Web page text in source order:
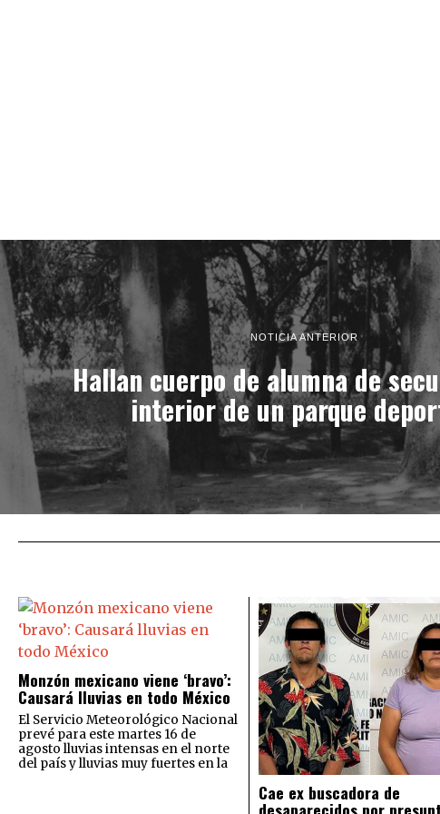
NOTICIA ANTERIOR
Hallan cuerpo de alumna de
interior de un parque
Monzón mexicano viene ‘bravo’:
Causará lluvias en todo México
El Servicio Meteorológico Nacional
prevé para este martes 16 de
agosto lluvias intensas en el norte
del país y lluvias muy fuertes en la
Cae ex buscadora de
desaparecidos por